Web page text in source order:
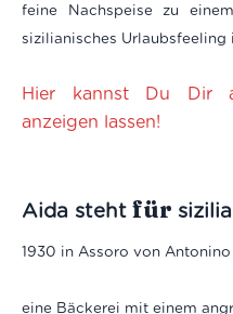
feine Nachspeise zu
sizilianisches Urlaubsfeeling
Hier kannst Du Dir
anzeigen lassen!
Aida steht für
1930 in Assoro von
eine Bäckerei mit einem